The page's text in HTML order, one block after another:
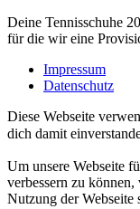
Deine Tennisschuhe
für die wir eine
Impressum
Datenschutz
Diese Webseite
dich damit
Um unsere Webseite
verbessern zu
Nutzung der Webseite